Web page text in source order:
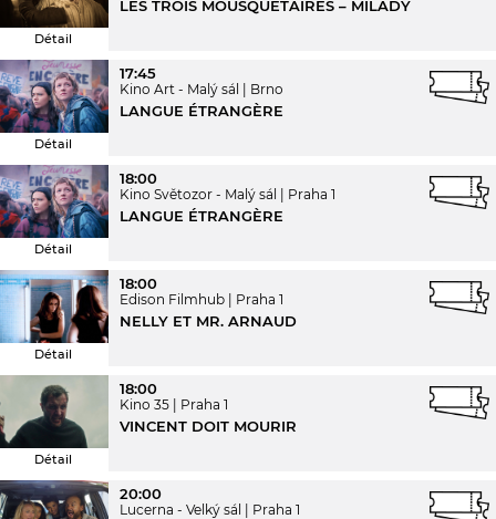
Détail
LES TROIS MOUSQUETAIRES – MILADY
Détail
17:45
Kino Art - Malý sál Brno
LANGUE ÉTRANGÈRE
Détail
18:00
Kino Světozor - Malý sál Praha 1
LANGUE ÉTRANGÈRE
Détail
18:00
Edison Filmhub Praha 1
NELLY ET MR. ARNAUD
Détail
18:00
Kino 35 Praha 1
VINCENT DOIT MOURIR
20:00
Lucerna - Velký sál Praha 1